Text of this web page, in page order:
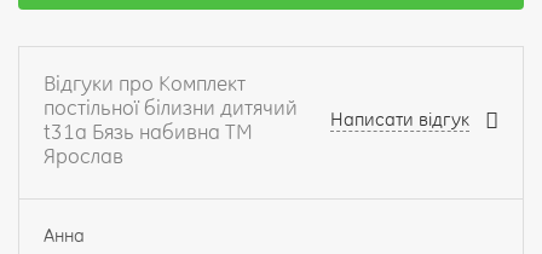
Відгуки про Комплект
постільної білизни дитячий
t31a Бязь набивна ТМ
Ярослав
Написати відгук
Анна